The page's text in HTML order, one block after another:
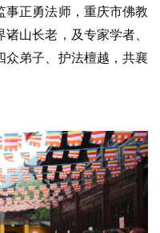
事正勇法师，重庆市佛教
山长老，及专家学者、
众弟子、护法檀越，共襄